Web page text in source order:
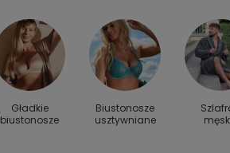
Gładkie
biustonosze
Biustonosze
usztywniane